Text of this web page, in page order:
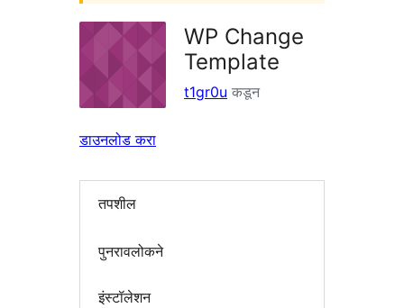
WP Change
Template
t1gr0u कडून
डाउनलोड करा
तपशील
पुनरावलोकने
इंस्टॉलेशन